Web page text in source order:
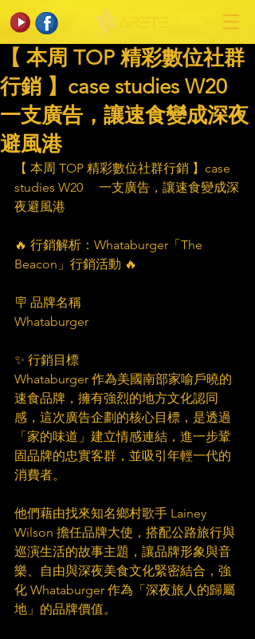
【 本周 TOP 精彩數位社群
行銷 】case studies W20
一支廣告，讓速食變成深夜
避風港​
【 本周 TOP 精彩數位社群行銷 】case
studies W20　 一支廣告，讓速食變成深
夜避風港
🔥 行銷解析：Whataburger「The
Beacon」行銷活動 🔥
🪧 品牌名稱
Whataburger
✨ 行銷目標
Whataburger 作為美國南部家喻戶曉的
速食品牌，擁有強烈的地方文化認同
感，這次廣告企劃的核心目標，是透過
「家的味道」建立情感連結，進一步鞏
固品牌的忠實客群，並吸引年輕一代的
消費者。
他們藉由找來知名鄉村歌手 Lainey
Wilson 擔任品牌大使，搭配公路旅行與
巡演生活的故事主題，讓品牌形象與音
樂、自由與深夜美食文化緊密結合，強
化 Whataburger 作為「深夜旅人的歸屬
地」的品牌價值。